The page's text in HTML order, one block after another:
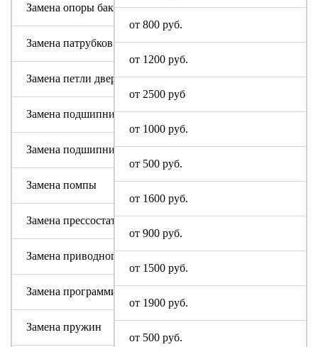
от 800 руб.
от 1200 руб.
от 2500 руб
от 1000 руб.
от 500 руб.
от 1600 руб.
от 900 руб.
от 1500 руб.
от 1900 руб.
от 500 руб.
Замена опоры бака
Замена патрубков (сливных, заливных)
Замена петли дверцы
Замена подшипника
Замена подшипникового узла
Замена помпы
Замена прессостата (датчика уровня)
Замена приводного ремня Алтус
Замена программируемого модуля на новый
Замена пружин